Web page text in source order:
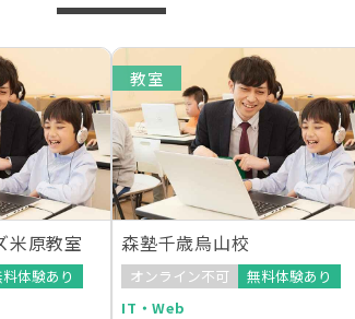
米原教室
体験あり
教室
森塾千歳烏山校
オンライン不可
無料体験あり
IT・Web